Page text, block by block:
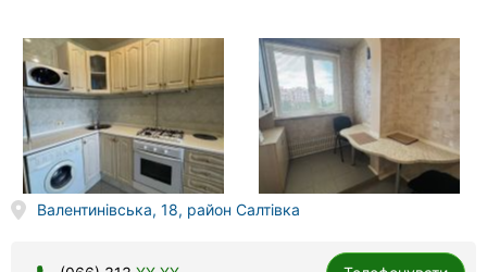
Валентинівська, 18, район Салтівка